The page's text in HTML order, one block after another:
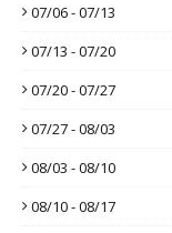
07/06 - 07/13
07/13 - 07/20
07/20 - 07/27
07/27 - 08/03
08/03 - 08/10
08/10 - 08/17